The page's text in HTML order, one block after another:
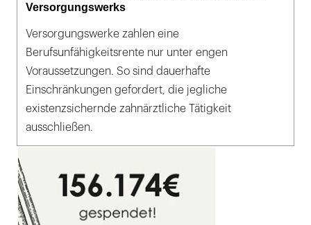
Versorgungswerks
Versorgungswerke zahlen eine
Berufsunfähigkeitsrente nur unter engen
Voraussetzungen. So sind dauerhafte
Einschränkungen gefordert, die jegliche
existenzsichernde zahnärztliche Tätigkeit
ausschließen.